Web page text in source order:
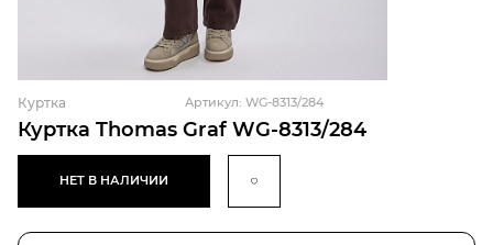
Куртка Thomas Graf WG-8313/284
Куртка Артикул: WG-8313/284
НЕТ В НАЛИЧИИ